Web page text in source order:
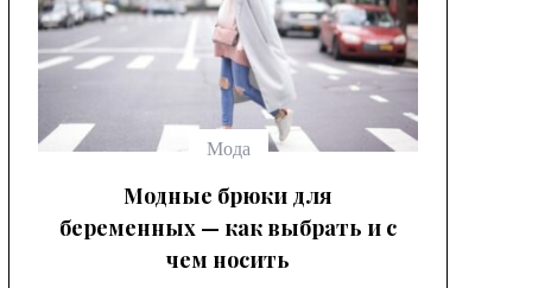
Мода
Модные брюки для
беременных — как выбрать и с
чем носить